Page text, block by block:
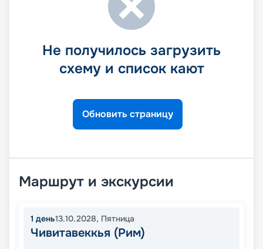
Не получилось загрузить
схему и список кают
Обновить страницу
Маршрут и экскурсии
1 день13.10.2028, Пятница
Чивитавеккья (Рим)